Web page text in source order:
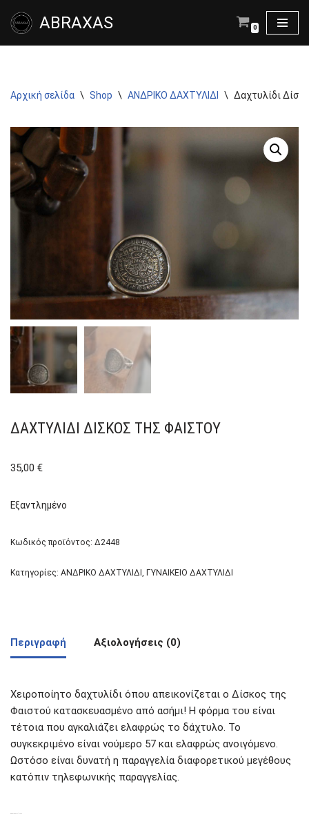
Μεταπηδήστε
ABRAXAS 0
Αρχική σελίδα \ Shop \ ΑΝΔΡΙΚΟ ΔΑΧΤΥΛΙΔΙ \ Δαχτυλίδι
ΔΑΧΤΥΛΊΔΙ ΔΊΣΚΟΣ ΤΗΣ ΦΑΙΣΤΟΎ
35,00 €
Εξαντλημένο
Κωδικός προϊόντος: Δ2448
Κατηγορίες: ΑΝΔΡΙΚΟ ΔΑΧΤΥΛΙΔΙ ΓΥΝΑΙΚΕΙΟ ΔΑΧΤΥΛΙΔΙ
Περιγραφή Αξιολογήσεις (0)
Χειροποίητο δαχτυλίδι όπου απεικονίζεται ο Δίσκος της
Φαιστού κατασκευασμένο από ασήμι! Η φόρμα του είναι
τέτοια που αγκαλιάζει ελαφρώς το δάχτυλο. Το
συγκεκριμένο είναι νούμερο 57 και ελαφρώς ανοιγόμενο.
Ωστόσο είναι δυνατή η παραγγελία διαφορετικού μεγέθους
κατόπιν τηλεφωνικής παραγγελίας.